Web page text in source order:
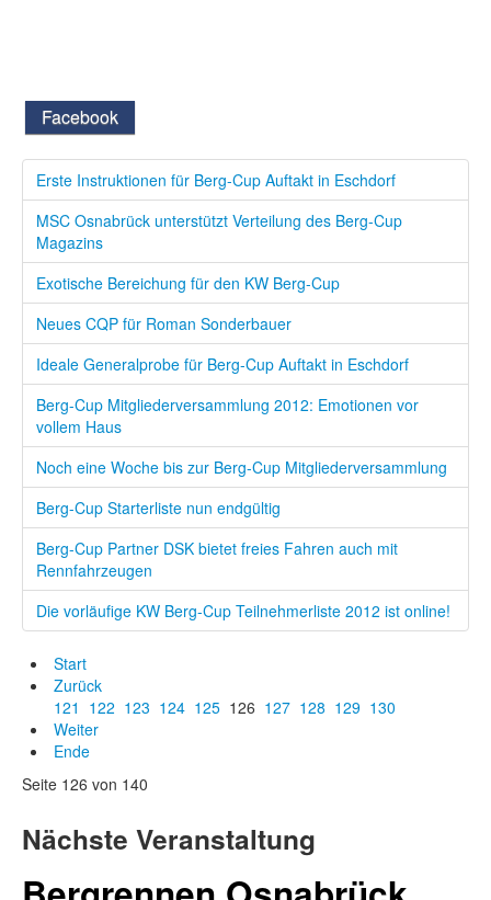
Facebook
Erste Instruktionen für Berg-Cup Auftakt in Eschdorf
MSC Osnabrück unterstützt Verteilung des Berg-Cup
Magazins
Exotische Bereichung für den KW Berg-Cup
Neues CQP für Roman Sonderbauer
Ideale Generalprobe für Berg-Cup Auftakt in Eschdorf
Berg-Cup Mitgliederversammlung 2012: Emotionen vor
vollem Haus
Noch eine Woche bis zur Berg-Cup Mitgliederversammlung
Berg-Cup Starterliste nun endgültig
Berg-Cup Partner DSK bietet freies Fahren auch mit
Rennfahrzeugen
Die vorläufige KW Berg-Cup Teilnehmerliste 2012 ist online!
Start
Zurück
121 122 123 124 125 126 127 128 129 130
Weiter
Ende
Seite 126 von 140
Nächste Veranstaltung